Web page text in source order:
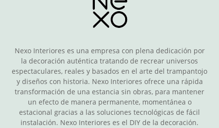
Nexo Interiores es una empresa con plena dedicación por
la decoración auténtica tratando de recrear universos
espectaculares, reales y basados en el arte del trampantojo
y diseños con historia. Nexo Interiores ofrece una rápida
transformación de una estancia sin obras, para mantener
un efecto de manera permanente, momentánea o
estacional gracias a las soluciones tecnológicas de fácil
instalación. Nexo Interiores es el DIY de la decoración.